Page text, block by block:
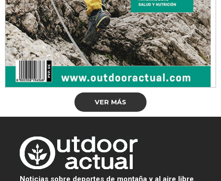
VER MÁS
Noticias sobre deportes de montaña y al aire libre